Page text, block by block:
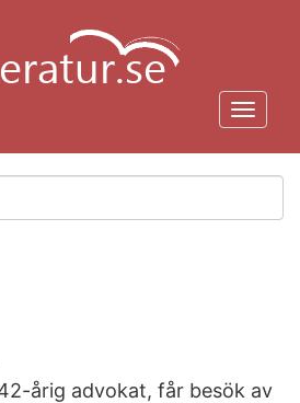
årig advokat, får besök av